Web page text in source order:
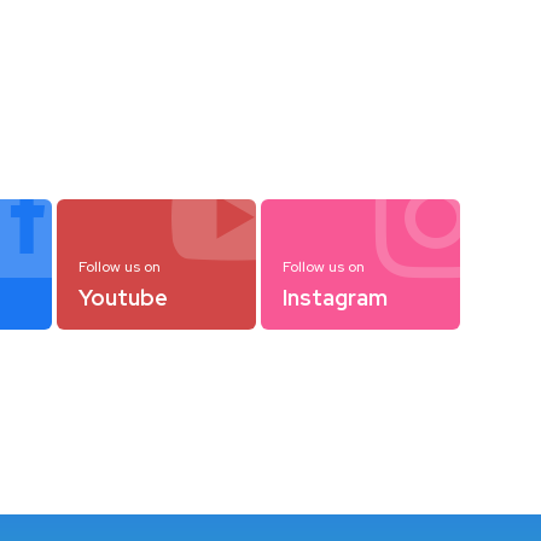

Follow us on
Youtube

Follow us on
Instagram